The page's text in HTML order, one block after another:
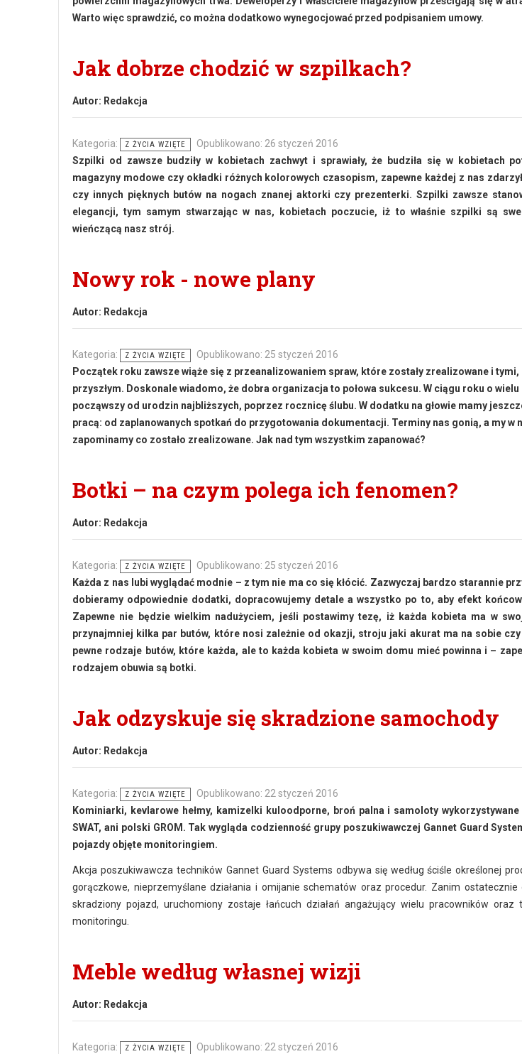
Warto więc sprawdzić, co można dodatkowo wynegocjować przed podpisaniem umowy.
Jak dobrze chodzić w szpilkach?
Autor: Redakcja
Kategoria: Z ŻYCIA WZIĘTE
Opublikowano: 26 styczeń 2016
Szpilki od zawsze budziły w kobietach zachwyt i sprawiały, że budziła się w kobietach
magazyny modowe czy okładki różnych kolorowych czasopism, zapewne każdej z nas
czy innych pięknych butów na nogach znanej aktorki czy prezenterki. Szpilki zawsze
elegancji, tym samym stwarzając w nas, kobietach poczucie, iż to właśnie szpilki są
wieńczącą nasz strój.
Nowy rok - nowe plany
Autor: Redakcja
Kategoria: Z ŻYCIA WZIĘTE
Opublikowano: 25 styczeń 2016
Początek roku zawsze wiąże się z przeanalizowaniem spraw, które zostały zrealizowane i
przyszłym. Doskonale wiadomo, że dobra organizacja to połowa sukcesu. W ciągu roku o
począwszy od urodzin najbliższych, poprzez rocznicę ślubu. W dodatku na głowie mamy
pracą: od zaplanowanych spotkań do przygotowania dokumentacji. Terminy nas gonią, a my w
zapominamy co zostało zrealizowane. Jak nad tym wszystkim zapanować?
Botki – na czym polega ich fenomen?
Autor: Redakcja
Kategoria: Z ŻYCIA WZIĘTE
Opublikowano: 25 styczeń 2016
Każda z nas lubi wyglądać modnie – z tym nie ma co się kłócić. Zazwyczaj bardzo starannie
dobieramy odpowiednie dodatki, dopracowujemy detale a wszystko po to, aby efekt
Zapewne nie będzie wielkim nadużyciem, jeśli postawimy tezę, iż każda kobieta ma w
przynajmniej kilka par butów, które nosi zależnie od okazji, stroju jaki akurat ma na sobie
pewne rodzaje butów, które każda, ale to każda kobieta w swoim domu mieć powinna i –
rodzajem obuwia są botki.
Jak odzyskuje się skradzione samochody
Autor: Redakcja
Kategoria: Z ŻYCIA WZIĘTE
Opublikowano: 22 styczeń 2016
Kominiarki, kevlarowe hełmy, kamizelki kuloodporne, broń palna i samoloty
SWAT, ani polski GROM. Tak wygląda codzienność grupy poszukiwawczej Gannet Guard
pojazdy objęte monitoringiem.
Akcja poszukiwawcza techników Gannet Guard Systems odbywa się według ściśle określonej
gorączkowe, nieprzemyślane działania i omijanie schematów oraz procedur. Zanim
skradziony pojazd, uruchomiony zostaje łańcuch działań angażujący wielu pracowników oraz
monitoringu.
Meble według własnej wizji
Autor: Redakcja
Kategoria: Z ŻYCIA WZIĘTE Opublikowano: 22 styczeń 2016